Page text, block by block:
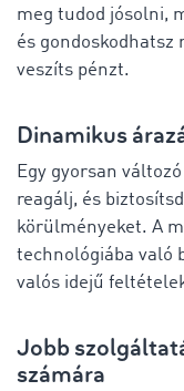
meg tudod jósolni,
és gondoskodhatsz
veszíts pénzt.
Dinamikus
Egy gyorsan
reagálj, és
körülményeket. A
technológiába való
valós idejű
Jobb
számára